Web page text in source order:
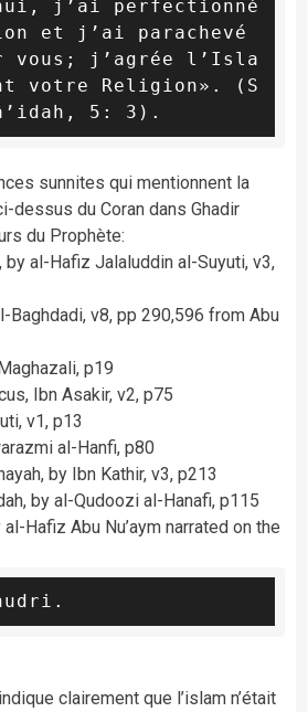
et j’ai parachevé
vous; j’agrée l’Isla
votre Religion». (S
5: 3).
sunnites qui mentionnent la
dessus du Coran dans Ghadir
du Prophète:
by al-Hafiz Jalaluddin al-Suyuti, v3,
Baghdadi, v8, pp 290,596 from Abu
p19
Ibn Asakir, v2, p75
v1, p13
al-Hanfi, p80
by Ibn Kathir, v3, p213
by al-Qudoozi al-Hanafi, p115
Hafiz Abu Nu’aym narrated on the
clairement que l’islam n’était